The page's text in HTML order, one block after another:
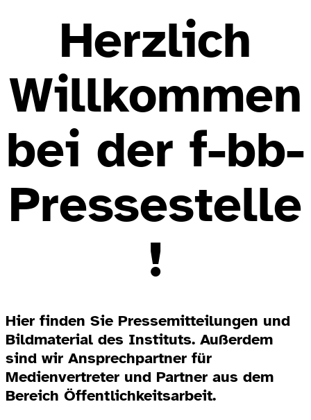
Herzlich
Willkommen
bei der f-bb-
Pressestelle
!
Hier finden Sie Pressemitteilungen und
Bildmaterial des Instituts. Außerdem
sind wir Ansprechpartner für
Medienvertreter und Partner aus dem
Bereich Öffentlichkeitsarbeit.